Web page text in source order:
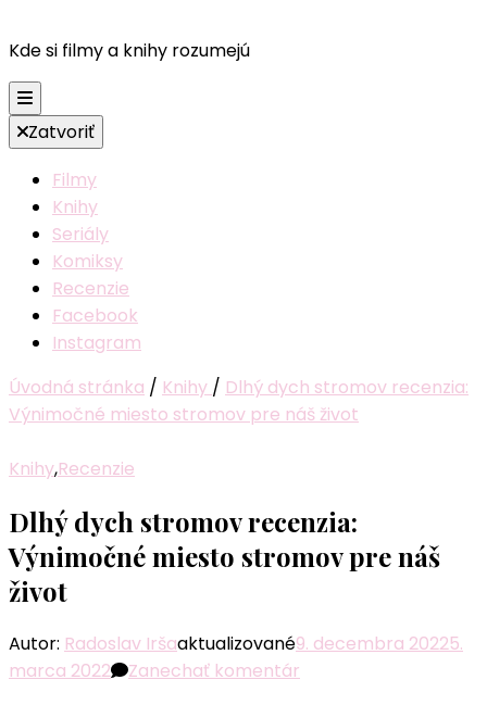
Kde si filmy a knihy rozumejú
Zatvoriť
Filmy
Knihy
Seriály
Komiksy
Recenzie
Facebook
Instagram
Úvodná stránka / Knihy / Dlhý dych stromov recenzia:
Výnimočné miesto stromov pre náš život
Knihy,Recenzie
Dlhý dych stromov recenzia:
Výnimočné miesto stromov pre náš
život
Autor: Radoslav Iršaaktualizované9. decembra 20225.
marca 2022
Zanechať komentár